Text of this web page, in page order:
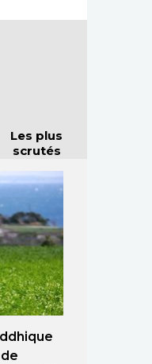
Les plus
scrutés